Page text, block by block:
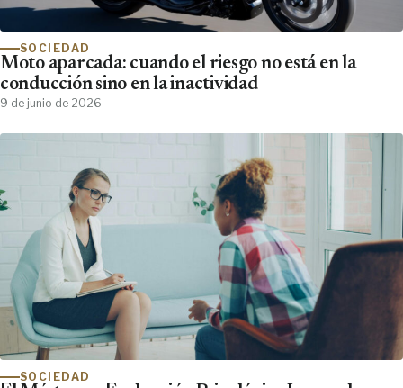
SOCIEDAD
Moto aparcada: cuando el riesgo no está en la
conducción sino en la inactividad
9 de junio de 2026
SOCIEDAD